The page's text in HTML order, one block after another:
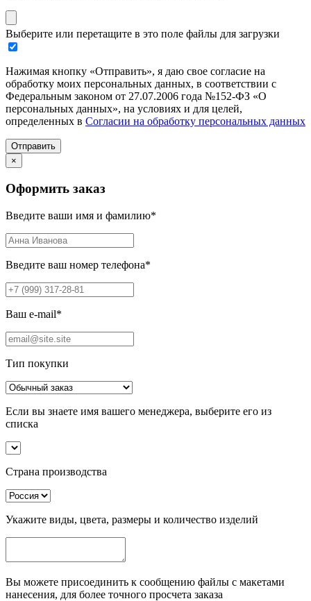
Выберите или перетащите в это поле файлы для загрузки
Нажимая кнопку «Отправить», я даю свое согласие на
обработку моих персональных данных, в соответствии с
Федеральным законом от 27.07.2006 года №152-ФЗ «О
персональных данных», на условиях и для целей,
определенных в Согласии на обработку персональных данных
Отправить
×
Оформить заказ
Введите ваши имя и фамилию*
Введите ваш номер телефона*
Ваш e-mail*
Тип покупки
Если вы знаете имя вашего менеджера, выберите его из
списка
Страна производства
Укажите виды, цвета, размеры и количество изделий
Вы можете присоединить к сообщению файлы с макетами
нанесения, для более точного просчета заказа